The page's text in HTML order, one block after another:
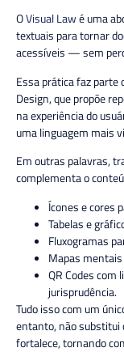
OVisual Lawé uma
textuais para tornar
acessíveis — sem
Essa prática faz
Design, que propõe
na experiência do
uma linguagem mais
Em outras palavras,
complementa o
Ícones e cores
Tabelas e
Fluxogramas
Mapas
QR Codes com
jurisprudência.
Tudo isso com um
entanto, não substitui
fortalece, tornando